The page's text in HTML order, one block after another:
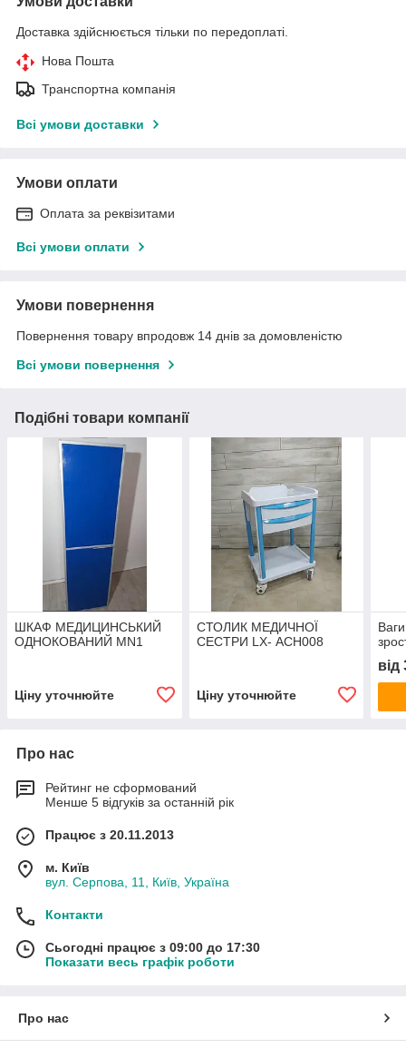
Доставка здійснюється тільки по передоплаті.
Нова Пошта
Транспортна компанія
Всі умови доставки
Умови оплати
Оплата за реквізитами
Всі умови оплати
Умови повернення
Повернення товару впродовж 14 днів за домовленістю
Всі умови повернення
Подібні товари компанії
ШКАФ МЕДИЦИНСЬКИЙ
ОДНОКОВАНИЙ МN1
Ціну уточнюйте
СТОЛИК МЕДИЧНОЇ
СЕСТРИ LX- АСН008
Ціну уточнюйте
від
Про нас
Рейтинг не сформований
Менше 5 відгуків за останній рік
Працює з 20.11.2013
м. Київ
вул. Серпова, 11, Київ, Україна
Контакти
Сьогодні працює з 09:00 до 17:30
Показати весь графік роботи
Про нас